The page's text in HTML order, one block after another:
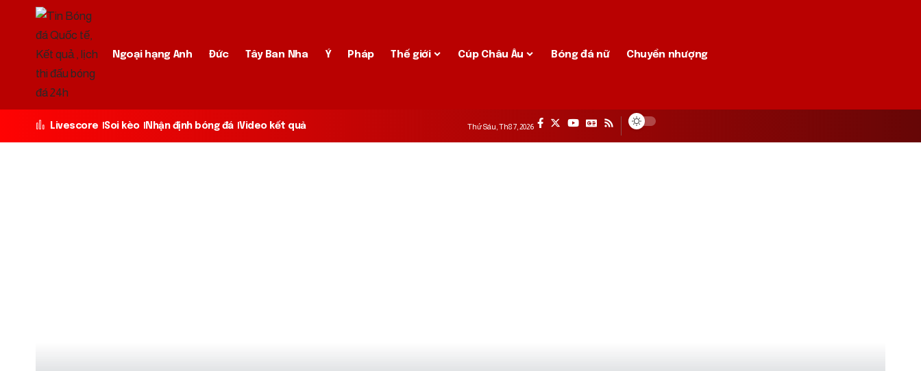
Ngoại hạng Anh Đức Tây Ban Nha Ý Pháp Thế giới Cúp Châu Âu Bóng đá nữ Chuyển nhượng
Livescore Soi kèo Nhận định bóng đá Video kết quả Thứ Sáu, Th8 7, 2026